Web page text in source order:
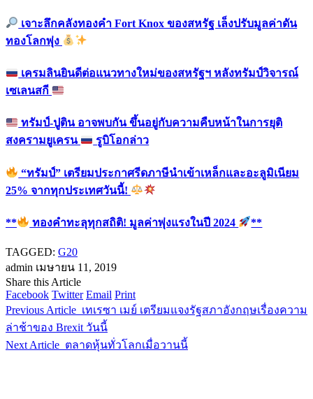
เจาะลึกคลังทองคำ Fort Knox ของสหรัฐ เล็งปรับมูลค่าดัน
ทองโลกพุ่ง
เครมลินยินดีต่อแนวทางใหม่ของสหรัฐฯ หลังทรัมป์วิจารณ์
เซเลนสกี
ทรัมป์-ปูติน อาจพบกัน ขึ้นอยู่กับความคืบหน้าในการยุติ
สงครามยูเครน
รูบิโอกล่าว
“ทรัมป์” เตรียมประกาศรีดภาษีนำเข้าเหล็กและอะลูมิเนียม
25% จากทุกประเทศวันนี้!
** ทองคำทะลุทุกสถิติ! มูลค่าพุ่งแรงในปี 2024 **
TAGGED: G20
admin เมษายน 11, 2019
Share this Article
Facebook Twitter Email Print
Previous Article เทเรซา เมย์ เตรียมแจงรัฐสภาอังกฤษเรื่องความ
ล่าช้าของ Brexit วันนี้
Next Article ตลาดหุ้นทั่วโลกเมื่อวานนี้